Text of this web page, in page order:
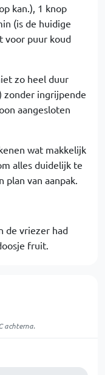
kan.), 1 knop
(is de huidige
voor puur koud
zo heel duur
zonder ingrijpende
aangesloten
wat makkelijk
alles duidelijk te
plan van aanpak.
de vriezer had
fruit.
achterna.